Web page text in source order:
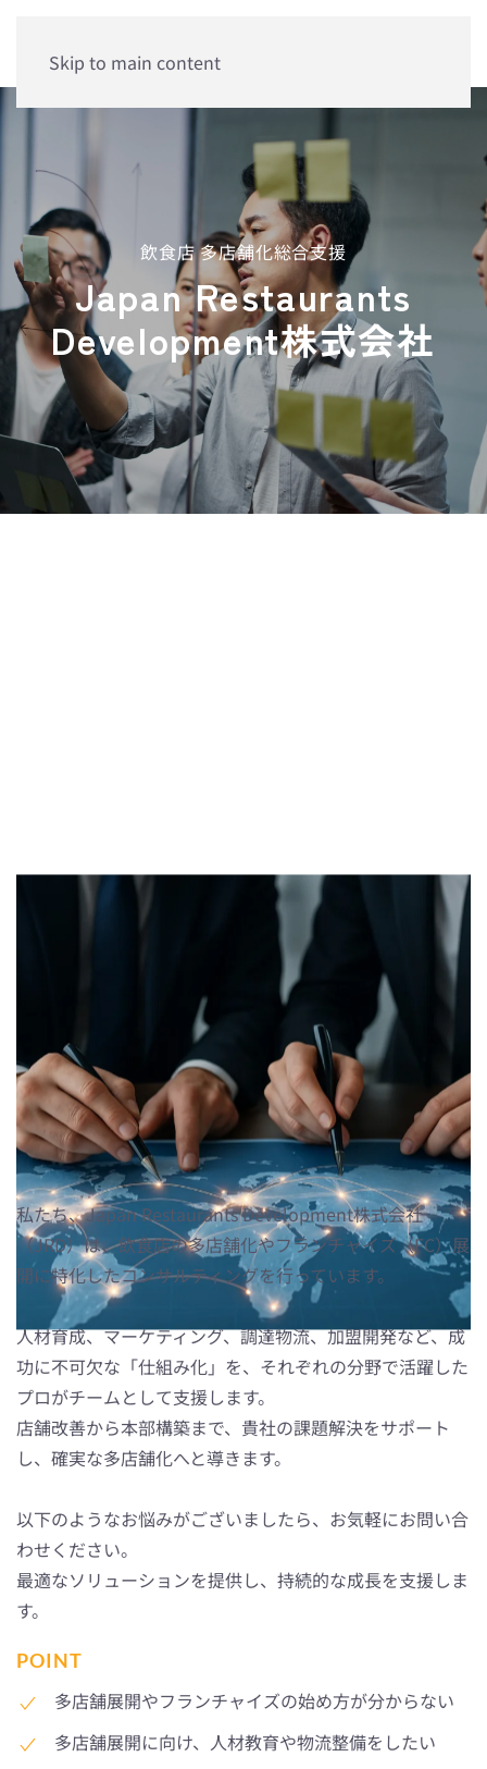
Skip to main content
飲食店 多店舗化総合支援
Japan Restaurants
Development株式会社
飲食店の多店舗化を導く、プロに
よる総合コンサルティングサービ
ス
私たち、Japan Restaurants Development株式会社
（JRD）は、飲食店の多店舗化やフランチャイズ（FC）展
開に特化したコンサルティングを行っています。
人材育成、マーケティング、調達物流、加盟開発など、成
功に不可欠な「仕組み化」を、それぞれの分野で活躍した
プロがチームとして支援します。
店舗改善から本部構築まで、貴社の課題解決をサポート
し、確実な多店舗化へと導きます。
以下のようなお悩みがございましたら、お気軽にお問い合
わせください。
最適なソリューションを提供し、持続的な成長を支援しま
す。
POINT
多店舗展開やフランチャイズの始め方が分からない
多店舗展開に向け、人材教育や物流整備をしたい